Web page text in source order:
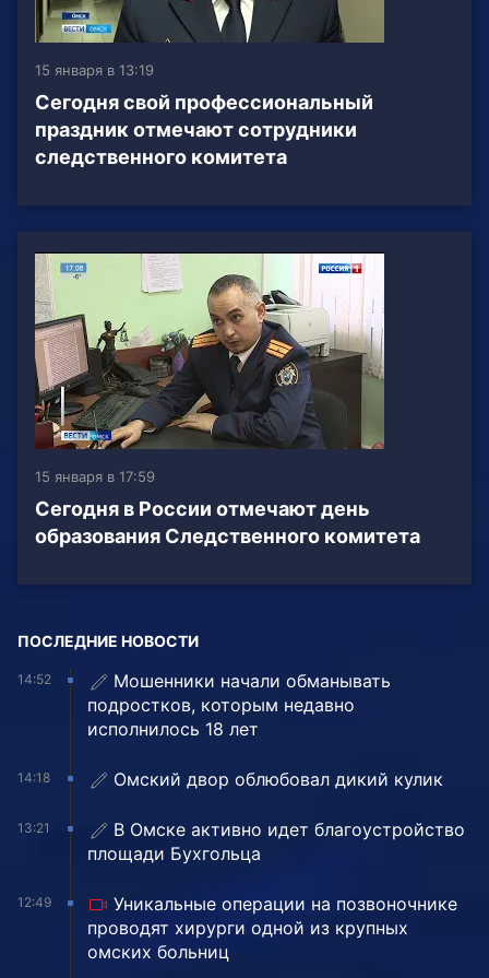
15 января в 13:19
Сегодня свой профессиональный
праздник отмечают сотрудники
следственного комитета
15 января в 17:59
Сегодня в России отмечают день
образования Следственного комитета
ПОСЛЕДНИЕ НОВОСТИ
14:52
Мошенники начали обманывать
подростков, которым недавно
исполнилось 18 лет
14:18 Омский двор облюбовал дикий кулик
13:21
В Омске активно идет благоустройство
площади Бухгольца
12:49
Уникальные операции на позвоночнике
проводят хирурги одной из крупных
омских больниц